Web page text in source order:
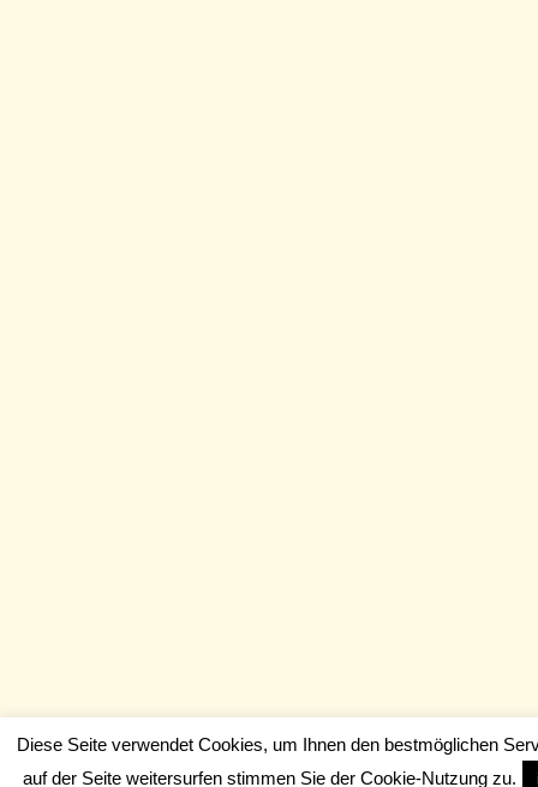
Diese Seite verwendet Cookies, um Ihnen den bestmöglichen
auf der Seite weitersurfen stimmen Sie der Cookie-Nutzung zu.